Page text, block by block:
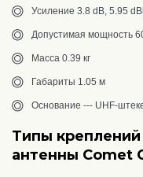
Усиление 3.8 dB, 5.95
Допустимая мощность
Масса 0.39 кг
Габариты 1.05 м
Основание --- UHF-
Типы
антенны Comet